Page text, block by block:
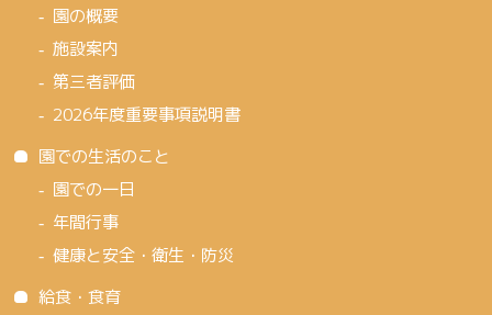
園の概要
施設案内
第三者評価
2026年度重要事項説明書
園での生活のこと
園での一日
年間行事
健康と安全・衛生・防災
給食・食育